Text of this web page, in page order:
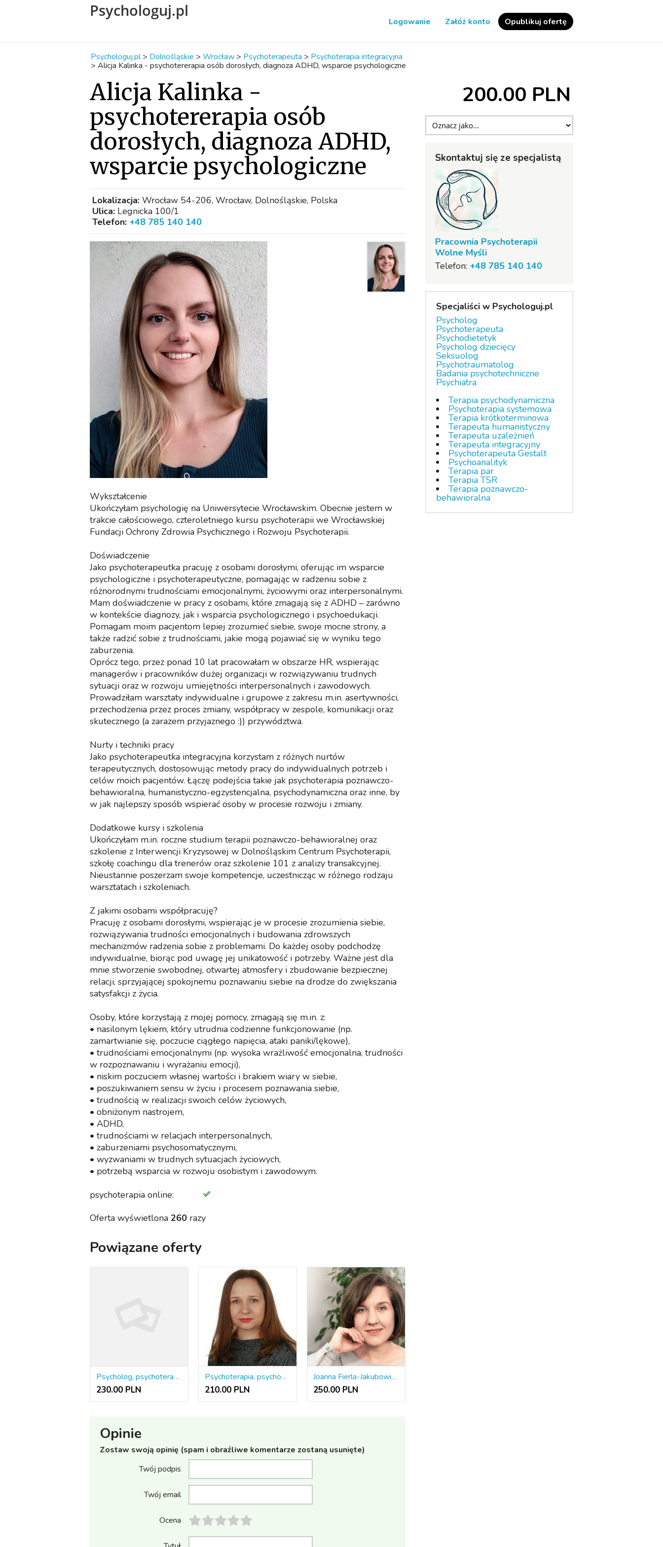
Psychologuj.pl
Logowanie Załóż konto Opublikuj ofertę
Psychologuj.pl > Dolnośląskie > Wrocław > Psychoterapeuta > Psychoterapia integracyjna
> Alicja Kalinka - psychotererapia osób dorosłych, diagnoza ADHD, wsparcie psychologiczne
Alicja Kalinka -
psychotererapia osób
dorosłych, diagnoza ADHD,
wsparcie psychologiczne
Lokalizacja: Wrocław 54-206, Wrocław, Dolnośląskie, Polska
Ulica: Legnicka 100/1
Telefon: +48 785 140 140
Wykształcenie
Ukończyłam psychologię na Uniwersytecie Wrocławskim. Obecnie jestem w
trakcie całościowego, czteroletniego kursu psychoterapii we Wrocławskiej
Fundacji Ochrony Zdrowia Psychicznego i Rozwoju Psychoterapii.
Doświadczenie
Jako psychoterapeutka pracuję z osobami dorosłymi, oferując im wsparcie
psychologiczne i psychoterapeutyczne, pomagając w radzeniu sobie z
różnorodnymi trudnościami emocjonalnymi, życiowymi oraz interpersonalnymi.
Mam doświadczenie w pracy z osobami, które zmagają się z ADHD – zarówno
w kontekście diagnozy, jak i wsparcia psychologicznego i psychoedukacji.
Pomagam moim pacjentom lepiej zrozumieć siebie, swoje mocne strony, a
także radzić sobie z trudnościami, jakie mogą pojawiać się w wyniku tego
zaburzenia.
Oprócz tego, przez ponad 10 lat pracowałam w obszarze HR, wspierając
managerów i pracowników dużej organizacji w rozwiązywaniu trudnych
sytuacji oraz w rozwoju umiejętności interpersonalnych i zawodowych.
Prowadziłam warsztaty indywidualne i grupowe z zakresu m.in. asertywności,
przechodzenia przez proces zmiany, współpracy w zespole, komunikacji oraz
skutecznego (a zarazem przyjaznego :)) przywództwa.
Nurty i techniki pracy
Jako psychoterapeutka integracyjna korzystam z różnych nurtów
terapeutycznych, dostosowując metody pracy do indywidualnych potrzeb i
celów moich pacjentów. Łączę podejścia takie jak psychoterapia poznawczo-
behawioralna, humanistyczno-egzystencjalna, psychodynamiczna oraz inne, by
w jak najlepszy sposób wspierać osoby w procesie rozwoju i zmiany.
Dodatkowe kursy i szkolenia
Ukończyłam m.in. roczne studium terapii poznawczo-behawioralnej oraz
szkolenie z Interwencji Kryzysowej w Dolnośląskim Centrum Psychoterapii,
szkołę coachingu dla trenerów oraz szkolenie 101 z analizy transakcyjnej.
Nieustannie poszerzam swoje kompetencje, uczestnicząc w różnego rodzaju
warsztatach i szkoleniach.
Z jakimi osobami współpracuję?
Pracuję z osobami dorosłymi, wspierając je w procesie zrozumienia siebie,
rozwiązywania trudności emocjonalnych i budowania zdrowszych
mechanizmów radzenia sobie z problemami. Do każdej osoby podchodzę
indywidualnie, biorąc pod uwagę jej unikatowość i potrzeby. Ważne jest dla
mnie stworzenie swobodnej, otwartej atmosfery i zbudowanie bezpiecznej
relacji, sprzyjającej spokojnemu poznawaniu siebie na drodze do zwiększania
satysfakcji z życia.
Osoby, które korzystają z mojej pomocy, zmagają się m.in. z:
• nasilonym lękiem, który utrudnia codzienne funkcjonowanie (np.
zamartwianie się, poczucie ciągłego napięcia, ataki paniki/lękowe),
• trudnościami emocjonalnymi (np. wysoka wrażliwość emocjonalna, trudności
w rozpoznawaniu i wyrażaniu emocji),
• niskim poczuciem własnej wartości i brakiem wiary w siebie,
• poszukiwaniem sensu w życiu i procesem poznawania siebie,
• trudnością w realizacji swoich celów życiowych,
• obniżonym nastrojem,
• ADHD,
• trudnościami w relacjach interpersonalnych,
• zaburzeniami psychosomatycznymi,
• wyzwaniami w trudnych sytuacjach życiowych,
• potrzebą wsparcia w rozwoju osobistym i zawodowym.
psychoterapia online:
Oferta wyświetlona 260 razy
Powiązane oferty
Psycholog, psychoterapeuta
230.00 PLN
Psychoterapia, psychoanaliza, superwizja
210.00 PLN
Joanna Fierla-Jakubowicz, certyfikowana psychoterapeutka - psychoterapia indywidualna
250.00 PLN
Opinie
Zostaw swoją opinię (spam i obraźliwe komentarze zostaną usunięte)
Twój podpis
Twój email
Ocena
200.00 PLN
Skontaktuj się ze specjalistą
Pracownia Psychoterapii
Wolne Myśli
Telefon: +48 785 140 140
Specjaliści w Psychologuj.pl
Psycholog
Psychoterapeuta
Psychodietetyk
Psycholog dziecięcy
Seksuolog
Psychotraumatolog
Badania psychotechniczne
Psychiatra
Terapia psychodynamiczna
Psychoterapia systemowa
Terapia krótkoterminowa
Terapeuta humanistyczny
Terapeuta uzależnień
Terapeuta integracyjny
Psychoterapeuta Gestalt
Psychoanalityk
Terapia par
Terapia TSR
Terapia poznawczo-
behawioralna